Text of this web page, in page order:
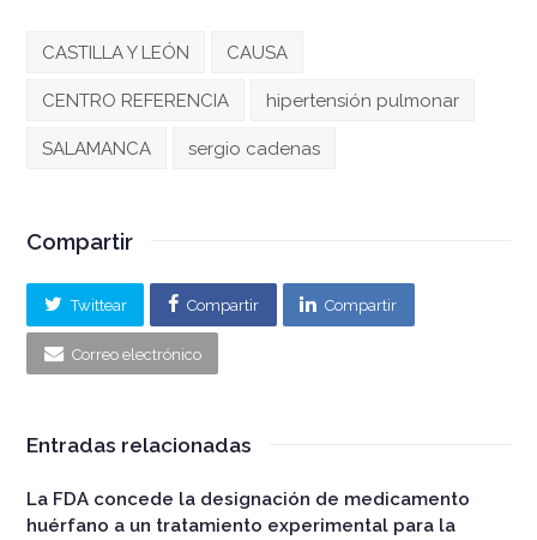
CASTILLA Y LEÓN CAUSA
CENTRO REFERENCIA hipertensión pulmonar
SALAMANCA sergio cadenas
Compartir
Twittear Compartir Compartir
Correo electrónico
Entradas relacionadas
La FDA concede la designación de medicamento
huérfano a un tratamiento experimental para la